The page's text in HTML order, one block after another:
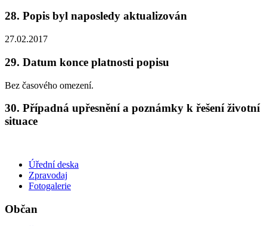
28. Popis byl naposledy aktualizován
27.02.2017
29. Datum konce platnosti popisu
Bez časového omezení.
30. Případná upřesnění a poznámky k řešení životní
situace
Úřední deska
Zpravodaj
Fotogalerie
Občan